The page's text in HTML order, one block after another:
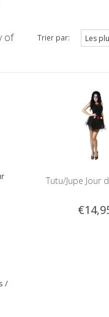
of
Trier par:
/
Tutu/Jupe Jour